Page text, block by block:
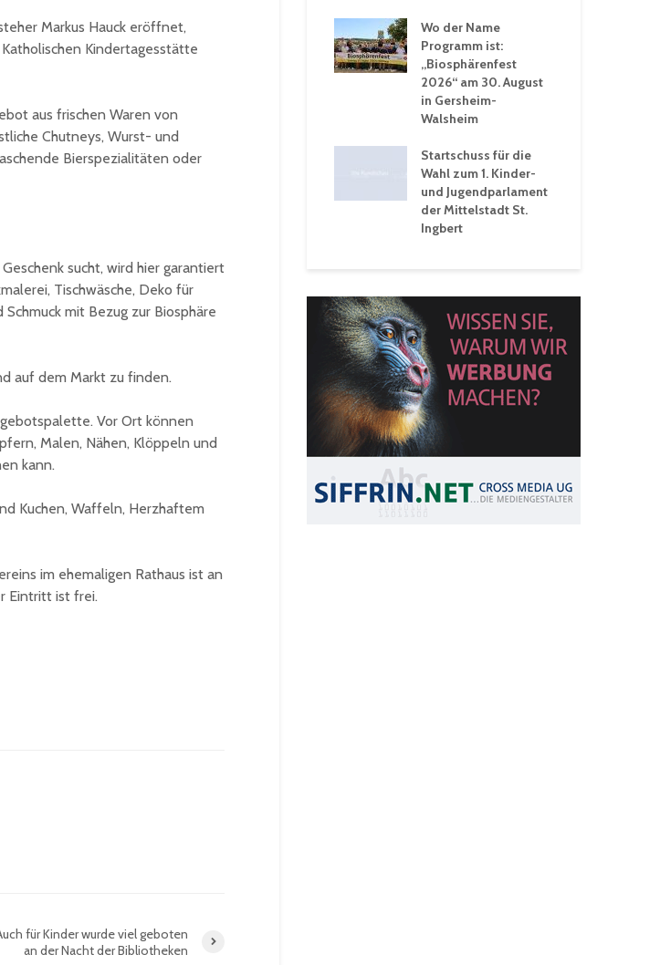
Markus Hauck eröffnet,
Kindertagesstätte
aus frischen Waren von
Chutneys, Wurst- und
Bierspezialitäten oder
sucht, wird hier garantiert
Tischwäsche, Deko für
mit Bezug zur Biosphäre
auf dem Markt zu finden.
Vor Ort können
Malen, Nähen, Klöppeln und
kann.
Kuchen, Waffeln, Herzhaftem
im ehemaligen Rathaus ist an
Eintritt ist frei.
für Kinder wurde viel geboten
an der Nacht der Bibliotheken
White Dinner
erneut
Wo der Name
Programm ist:
„Biosphärenfest
2026“ am 30. August
in Gersheim-
Walsheim
Startschuss für die
Wahl zum 1. Kinder-
und Jugendparlament
der Mittelstadt St.
Ingbert